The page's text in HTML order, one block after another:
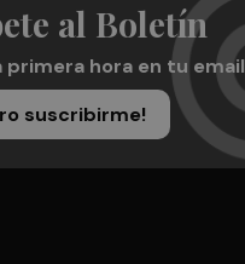
al Boletín
primera hora en tu email
suscribirme!